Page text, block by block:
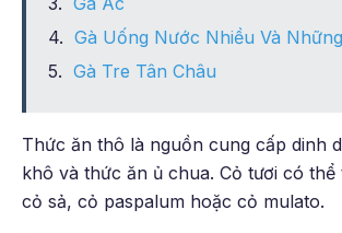
Gà Uống Nước Nhiều Và
Gà Tre Tân Châu
Thức ăn thô là nguồn cung cấp dinh
khô và thức ăn ủ chua. Cỏ tươi có
cỏ sả, cỏ paspalum hoặc cỏ mulato.